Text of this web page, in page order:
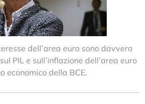
dell’area euro sono davvero
PIL e sull’inflazione dell’area euro
economico della BCE.